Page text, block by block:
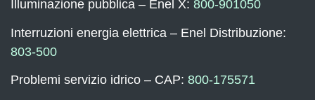
Illuminazione pubblica – Enel X: 800-901050
Interruzioni energia elettrica – Enel Distribuzione:
803-500
Problemi servizio idrico – CAP: 800-175571